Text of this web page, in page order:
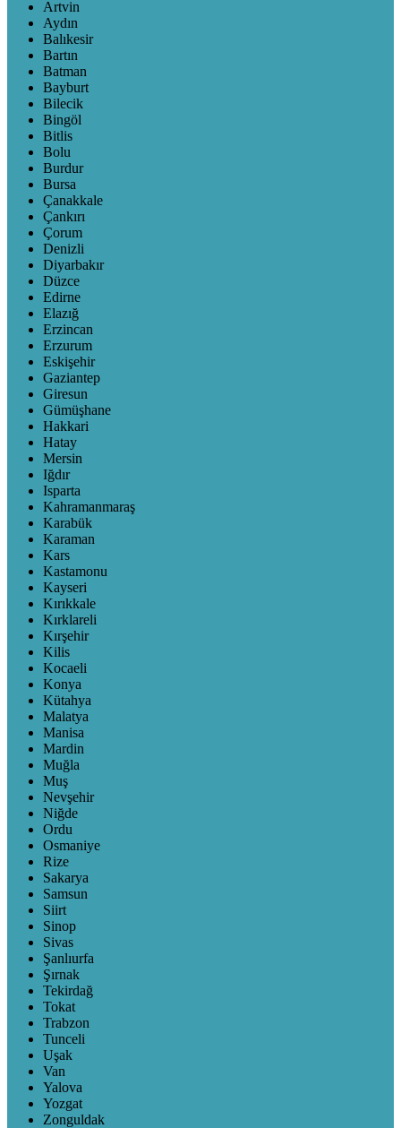
Artvin
Aydın
Balıkesir
Bartın
Batman
Bayburt
Bilecik
Bingöl
Bitlis
Bolu
Burdur
Bursa
Çanakkale
Çankırı
Çorum
Denizli
Diyarbakır
Düzce
Edirne
Elazığ
Erzincan
Erzurum
Eskişehir
Gaziantep
Giresun
Gümüşhane
Hakkari
Hatay
Mersin
Iğdır
Isparta
Kahramanmaraş
Karabük
Karaman
Kars
Kastamonu
Kayseri
Kırıkkale
Kırklareli
Kırşehir
Kilis
Kocaeli
Konya
Kütahya
Malatya
Manisa
Mardin
Muğla
Muş
Nevşehir
Niğde
Ordu
Osmaniye
Rize
Sakarya
Samsun
Siirt
Sinop
Sivas
Şanlıurfa
Şırnak
Tekirdağ
Tokat
Trabzon
Tunceli
Uşak
Van
Yalova
Yozgat
Zonguldak